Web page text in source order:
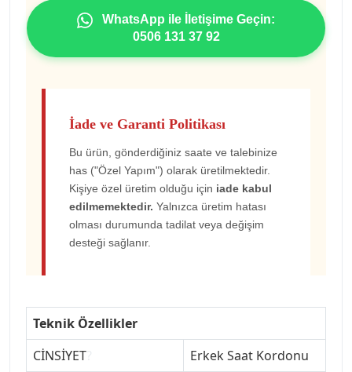
WhatsApp ile İletişime Geçin:
0506 131 37 92
İade ve Garanti Politikası
Bu ürün, gönderdiğiniz saate ve talebinize
has ("Özel Yapım") olarak üretilmektedir.
Kişiye özel üretim olduğu için iade kabul
edilmemektedir. Yalnızca üretim hatası
olması durumunda tadilat veya değişim
desteği sağlanır.
Teknik Özellikler
CİNSİYET
Erkek Saat Kordonu